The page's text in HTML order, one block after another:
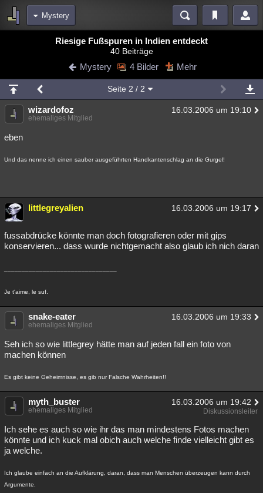
Mystery
Blogs
Chat Wiki Neuigkeiten
meine Rubriken
Menschen Wissenschaft Mystery Kriminalfälle
Spiritualität
Natur Umfragen Unterhaltung
Astronomie
Musik Clash Verbesserungen Allmystery English
Riesige Fußspuren in Indien entdeckt
40 Beiträge
Mystery 4 Bilder Mehr
Seite 2 / 2
wizardofoz 16.03.2006 um 19:10
ehemaliges Mitglied
eben
Und das nenne ich einen sauber ausgeführten Handkantenschlag an die Gurgel!
littlegreyalien 16.03.2006 um 19:17
fussabdrücke könnte man doch fotografieren oder mit gips
konservieren... dass wurde nichtgemacht also glaub ich nich daran
Je t'aime, le suf.
snake-eater 16.03.2006 um 19:33
ehemaliges Mitglied
Seh ich so wie littlegrey hätte man auf jeden fall ein foto von
machen können
Es gibt keine Geheimnisse, es gib nur Falsche Wahrheiten!!
myth_buster 16.03.2006 um 19:42
ehemaliges Mitglied Diskussionsleiter
Ich sehe es auch so wie ihr das man mindestens Fotos machen
könnte und ich kuck mal obich auch welche finde vielleicht gibt es
ja welche.
Ich glaube einfach an die Aufklärung, daran, dass man Menschen überzeugen kann durch
Argumente.